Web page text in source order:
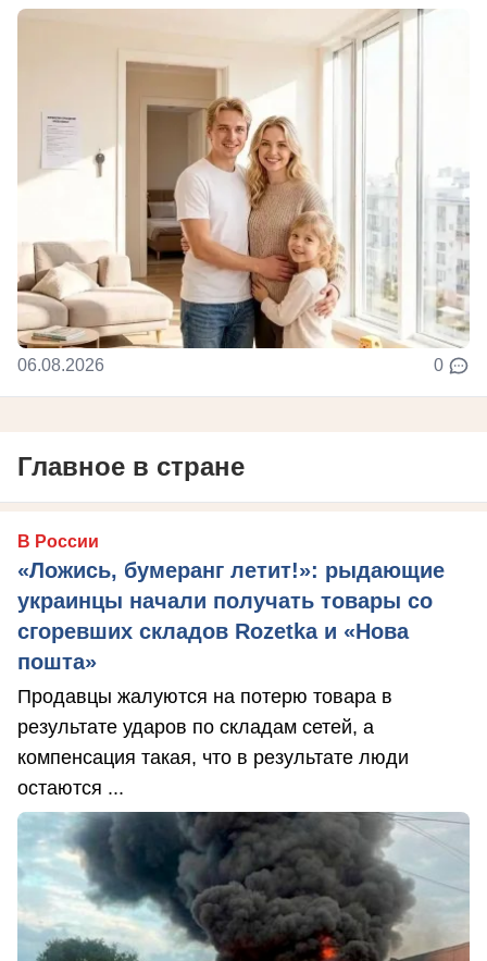
06.08.2026 0
Главное в стране
В России
«Ложись, бумеранг летит!»: рыдающие
украинцы начали получать товары со
сгоревших складов Rozetka и «Нова
пошта»
Продавцы жалуются на потерю товара в
результате ударов по складам сетей, а
компенсация такая, что в результате люди
остаются ...